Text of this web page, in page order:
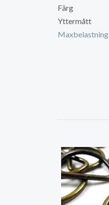
Färg
Yttermått
Maxbelastning